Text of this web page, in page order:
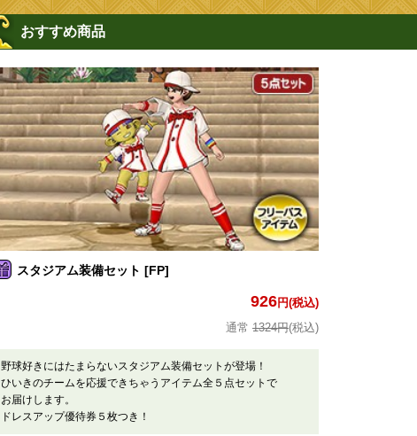
おすすめ商品
スタジアム装備セット [FP]
926円(税込)
1324円(税込)
野球好きにはたまらないスタジアム装備セットが登場！
ひいきのチームを応援できちゃうアイテム全５点セットで
お届けします。
ドレスアップ優待券５枚つき！